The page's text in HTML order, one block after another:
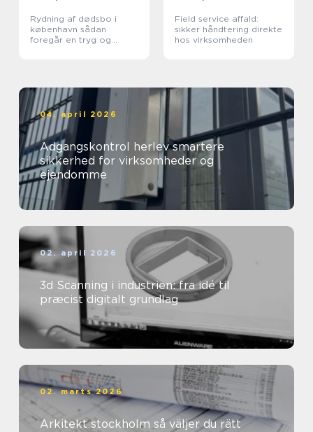
Rydning af dødsbo i
københavn sådan
foregår en tryg og
Field service affald:
sikker håndtering direkte
hos virksomheden
04. april 2026
Adgangskontrol herlev smartere
sikkerhed for virksomheder og
ejendomme
02. april 2026
3d Scanning i industrien: fra idé til
præcist digitalt grundlag
02. marts 2026
Arkitekt stockholm så väljer du rätt